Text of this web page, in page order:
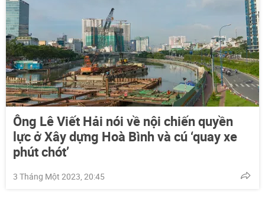
Ông Lê Viết Hải nói về nội chiến quyền
lực ở Xây dựng Hoà Bình và cú ‘quay xe
phút chót’
3 Tháng Một 2023, 20:45